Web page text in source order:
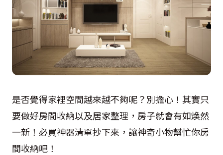
是否覺得家裡空間越來越不夠呢？別擔心！其實只
要做好房間收納以及居家整理，房子就會有如煥然
一新！必買神器清單抄下來，讓神奇小物幫忙你房
間收納吧！